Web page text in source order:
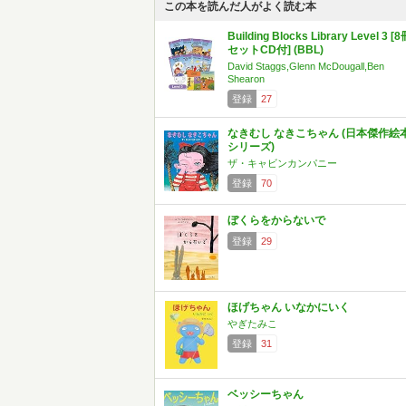
この本を読んだ人がよく読む本
Building Blocks Library Level 3 [8
セットCD付] (BBL)
David Staggs,Glenn McDougall,Ben
Shearon
登録
27
なきむし なきこちゃん (日本傑作絵
シリーズ)
ザ・キャビンカンパニー
登録
70
ぼくらをからないで
登録 29
ほげちゃん いなかにいく
やぎたみこ
登録
31
ベッシーちゃん